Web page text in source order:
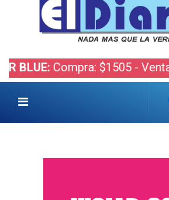
Compra: $1505 - Venta: